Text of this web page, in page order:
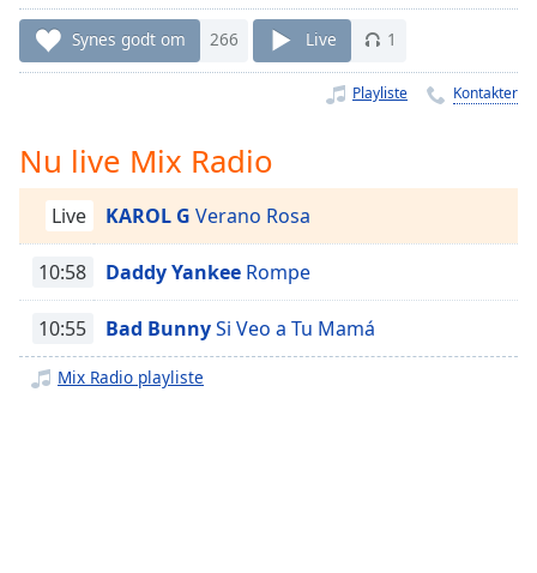
1x
Chapters
Chapters
Descriptions
descriptions
off,
Synes godt om 266 Live 1
Playliste Kontakter
Nu live Mix Radio
Live KAROL G Verano Rosa
10:58 Daddy Yankee Rompe
10:55 Bad BunnySi Veo a Tu Mamá
Mix Radio playliste